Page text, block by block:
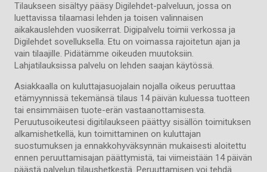
Tilaukseen sisältyy pääsy Digilehdet-palveluun, jossa on
luettavissa tilaamasi lehden ja toisen valinnaisen
aikakauslehden vuosikerrat. Digipalvelu toimii verkossa ja
Digilehdet sovelluksella. Etu on voimassa rajoitetun ajan ja
vain tilaajille. Pidätämme oikeuden muutoksiin.
Lahjatilauksissa palvelu on lehden saajan käytössä.
Asiakkaalla on kuluttajasuojalain nojalla oikeus peruuttaa
etämyynnissä tekemänsä tilaus 14 päivän kuluessa tuotteen
tai ensimmäisen tuote-erän vastaanottamisesta.
Peruutusoikeutesi digitilaukseen päättyy sisällön toimituksen
alkamishetkellä, kun toimittaminen on kuluttajan
suostumuksen ja ennakkohyväksynnän mukaisesti aloitettu
ennen peruuttamisajan päättymistä, tai viimeistään 14 päivän
päästä palvelun tilaushetkestä. Peruuttamisen voi tehdä